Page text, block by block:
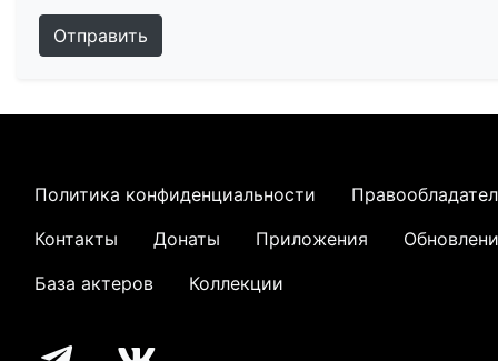
Отправить
Политика конфиденциальности
Контакты
Донаты Приложения
База актеров
Коллекции